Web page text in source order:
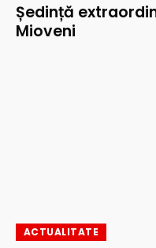
Ședință
Mioveni
ACTUALITATE